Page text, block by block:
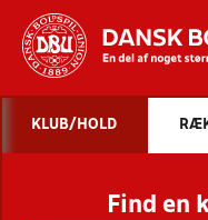
STILLINGER,
KLUB/HOLD
Find en